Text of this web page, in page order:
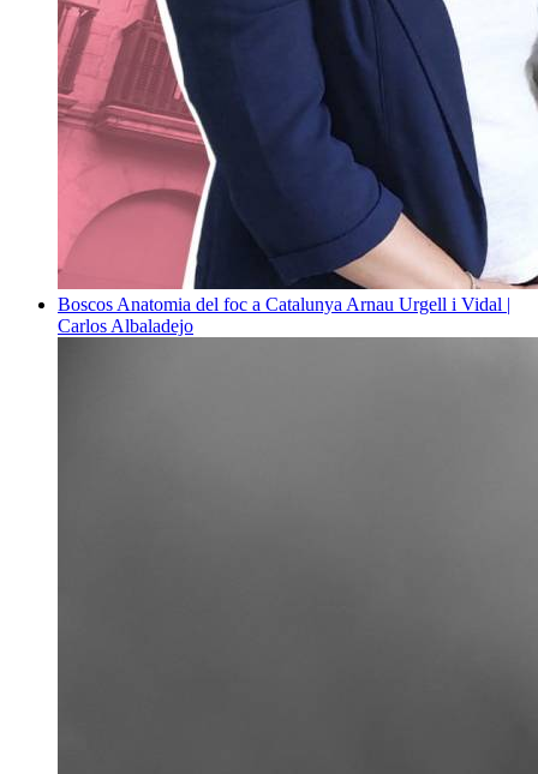
Boscos Anatomia del foc a Catalunya Arnau Urgell i Vidal |
Carlos Albaladejo